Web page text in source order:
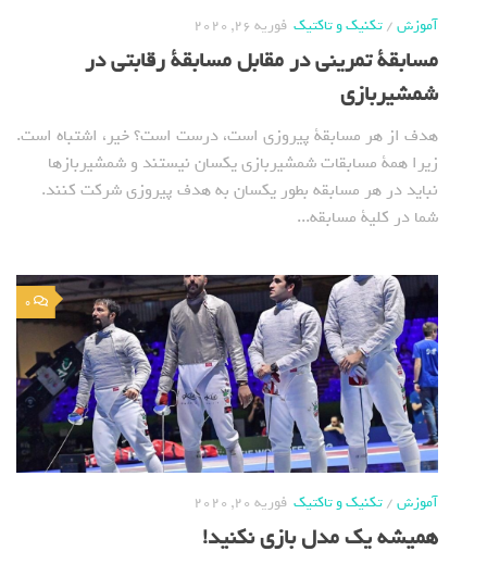
آموزش/تکنیک و تاکتیک فوریه 26, 2020
مسابقة تمرینی در مقابل مسابقة رقابتی در
شمشیربازی
هدف از هر مسابقة پیروزی است، درست است؟ خیر، اشتباه است.
زیرا همة مسابقات شمشیربازی یکسان نیستند و شمشیربازها
نباید در هر مسابقه بطور یکسان به هدف پیروزی شرکت کنند.
شما در کلیة مسابقه...
0
آموزش/تکنیک و تاکتیک فوریه 20, 2020
همیشه یک مدل بازی نکنید!